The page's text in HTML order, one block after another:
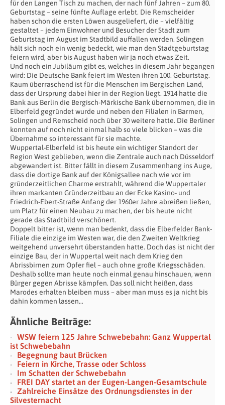
für den Langen Tisch zu machen, der nach fünf Jahren – zum 80.
Geburtstag – seine fünfte Auflage erlebt. Die Remscheider
haben schon die ersten Löwen ausgeliefert, die – vielfältig
gestaltet – jedem Einwohner und Besucher der Stadt zum
Geburtstag im August im Stadtbild auffallen werden. Solingen
hält sich noch ein wenig bedeckt, wie man den Stadtgeburtstag
feiern wird, aber bis August haben wir ja noch etwas Zeit.
Und noch ein Jubiläum gibt es, welches in diesem Jahr begangen
wird: Die Deutsche Bank feiert im Westen ihren 100. Geburtstag.
Kaum überraschend ist für die Menschen im Bergischen Land,
dass der Ursprung dabei hier in der Region liegt. 1914 hatte die
Bank aus Berlin die Bergisch-Märkische Bank übernommen, die in
Elberfeld gegründet wurde und neben den Filialen in Barmen,
Solingen und Remscheid noch über 30 weitere hatte. Die Berliner
konnten auf noch nicht einmal halb so viele blicken – was die
Übernahme so interessant für sie machte.
Wuppertal-Elberfeld ist bis heute ein wichtiger Standort der
Region West geblieben, wenn die Zentrale auch nach Düsseldorf
abgewandert ist. Bitter fällt in diesem Zusammenhang ins Auge,
dass die dortige Bank auf der Königsallee nach wie vor im
gründerzeitlichen Charme erstrahlt, während die Wuppertaler
ihren markanten Gründerzeitbau an der Ecke Kasino- und
Friedrich-Ebert-Straße Anfang der 1960er Jahre abreißen ließen,
um Platz für einen Neubau zu machen, der bis heute nicht
gerade das Stadtbild verschönert.
Doppelt bitter ist, wenn man bedenkt, dass die Elberfelder Bank-
Filiale die einzige im Westen war, die den Zweiten Weltkrieg
weitgehend unversehrt überstanden hatte. Doch das ist nicht der
einzige Bau, der in Wuppertal weit nach dem Krieg den
Abrissbirnen zum Opfer fiel – auch ohne große Kriegsschäden.
Deshalb sollte man heute noch einmal genau hinschauen, wenn
Bürger gegen Abrisse kämpfen. Das soll nicht heißen, dass
Marodes erhalten bleiben muss – aber man muss es ja nicht bis
dahin kommen lassen…
Ähnliche Beiträge:
WSW feiern 125 Jahre Schwebebahn: Ganz Wuppertal
ist Schwebebahn
Begegnung baut Brücken
Feiern in Kirche, Trasse oder Schloss
Im Schatten der Schwebebahn
FREI DAY startet an der Eugen-Langen-Gesamtschule
Zahlreiche Einsätze des Ordnungsdienstes in der
Silvesternacht